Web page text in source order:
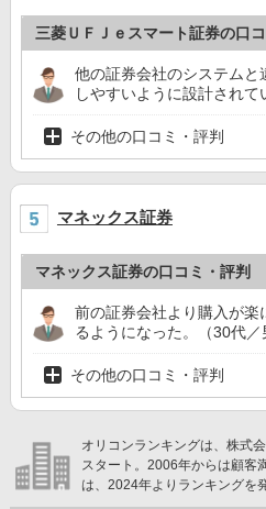
三菱ＵＦＪｅスマート証券の口
他の証券会社のシステムと
しやすいように設計されて
その他の口コミ・評判
マネックス証券
マネックス証券の口コミ・評判
前の証券会社より購入が楽
るようになった。（30代／
その他の口コミ・評判
オリコンランキングは、株式
スタート。2006年からは顧客
は、2024年よりランキングを